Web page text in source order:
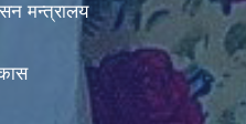
मन्त्रालय